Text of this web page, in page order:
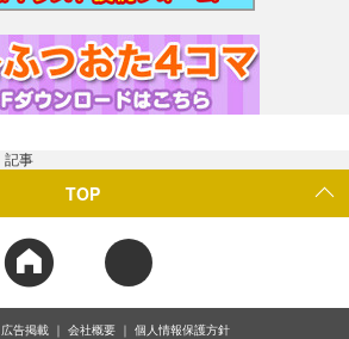
記事
TOP
広告掲載 会社概要 個人情報保護方針